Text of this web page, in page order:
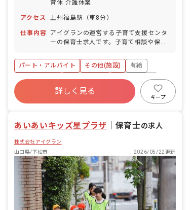
育休 介護休業
アクセス 上州福島駅（車8分）
仕事内容
アイグランの運営する子育て支援センタ
ーの保育士求人です。子育て相談や保護
くります。子育ての悩みを少しでも解消
し、前向きに子育てに取り組んでいただ
けるよう安心して利用いただける環境を
つくります。
パート・アルバイト その他(施設)
有給
福利厚生充実
昇給昇進あり
産休育休制度
研修充実
詳しく見る
キープ
あいあいキッズ星プラザ 保育士の求人
株式会社アイグラン
山口県/下松市
2026/05/22更新